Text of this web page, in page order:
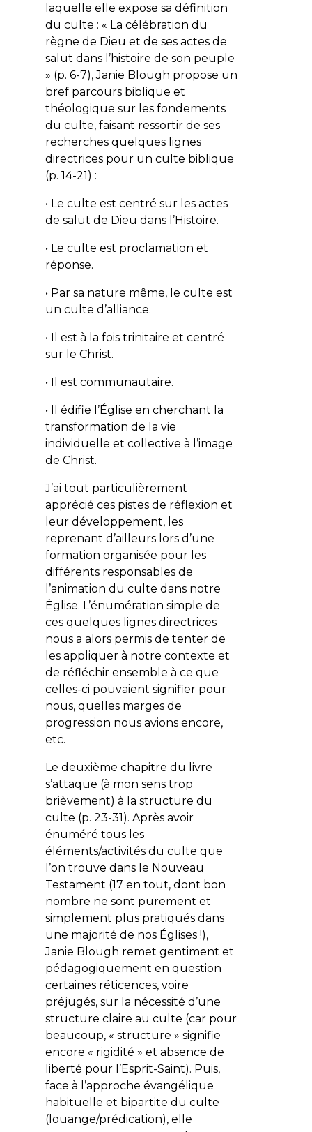
laquelle elle expose sa définition
du culte : « La célébration du
règne de Dieu et de ses actes de
salut dans l’histoire de son peuple
» (p. 6-7), Janie Blough propose un
bref parcours biblique et
théologique sur les fondements
du culte, faisant ressortir de ses
recherches quelques lignes
directrices pour un culte biblique
(p. 14-21) :
• Le culte est centré sur les actes
de salut de Dieu dans l’Histoire.
• Le culte est proclamation et
réponse.
• Par sa nature même, le culte est
un culte d’alliance.
• Il est à la fois trinitaire et centré
sur le Christ.
• Il est communautaire.
• Il édifie l’Église en cherchant la
transformation de la vie
individuelle et collective à l’image
de Christ.
J’ai tout particulièrement
apprécié ces pistes de réflexion et
leur développement, les
reprenant d’ailleurs lors d’une
formation organisée pour les
différents responsables de
l’animation du culte dans notre
Église. L’énumération simple de
ces quelques lignes directrices
nous a alors permis de tenter de
les appliquer à notre contexte et
de réfléchir ensemble à ce que
celles-ci pouvaient signifier pour
nous, quelles marges de
progression nous avions encore,
etc.
Le deuxième chapitre du livre
s’attaque (à mon sens trop
brièvement) à la structure du
culte (p. 23-31). Après avoir
énuméré tous les
éléments/activités du culte que
l’on trouve dans le Nouveau
Testament (17 en tout, dont bon
nombre ne sont purement et
simplement plus pratiqués dans
une majorité de nos Églises !),
Janie Blough remet gentiment et
pédagogiquement en question
certaines réticences, voire
préjugés, sur la nécessité d’une
structure claire au culte (car pour
beaucoup, « structure » signifie
encore « rigidité » et absence de
liberté pour l’Esprit-Saint). Puis,
face à l’approche évangélique
habituelle et bipartite du culte
(louange/prédication), elle